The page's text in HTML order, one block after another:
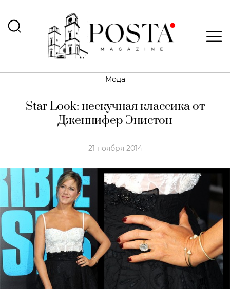
Мода
Star Look: нескучная классика от
Дженнифер Энистон
21 ноября 2014